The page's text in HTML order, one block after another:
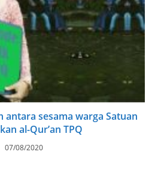
antara sesama warga Satuan
al-Qur’an TPQ
07/08/2020